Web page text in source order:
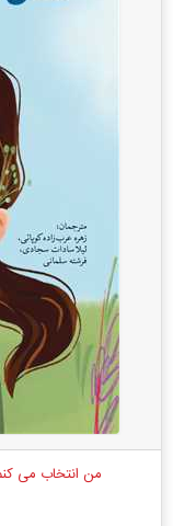
من انتخاب می